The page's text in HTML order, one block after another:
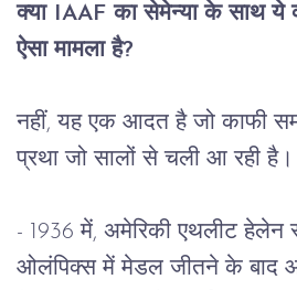
क्या IAAF का सेमेन्या के साथ ये
ऐसा मामला है?
नहीं, यह एक आदत है जो काफी
प्रथा जो सालों से चली आ रही है।
- 1936 में, अमेरिकी एथलीट हेलेन
ओलंपिक्स में मेडल जीतने के बाद